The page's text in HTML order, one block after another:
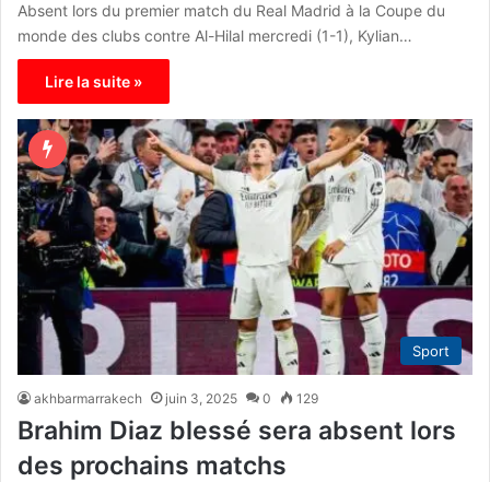
Absent lors du premier match du Real Madrid à la Coupe du
monde des clubs contre Al-Hilal mercredi (1-1), Kylian…
Lire la suite »
Sport
akhbarmarrakech juin 3, 2025 0 129
Brahim Diaz blessé sera absent lors
des prochains matchs